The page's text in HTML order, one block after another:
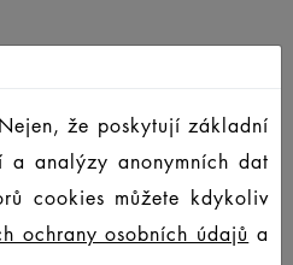
že poskytují základní
a analýzy anonymních dat
cookies můžete kdykoliv
ochrany osobních údajů a